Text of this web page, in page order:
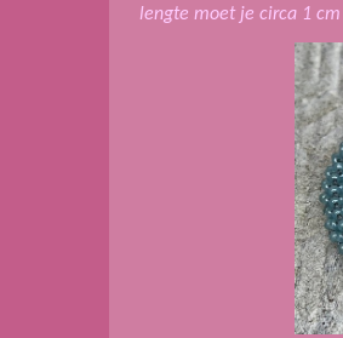
lengte moet je circa 1